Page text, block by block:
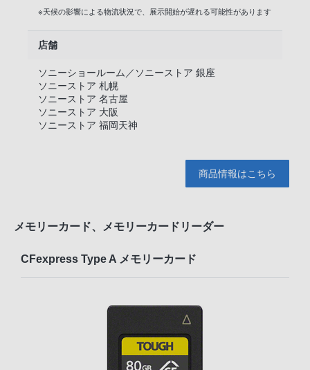
※天候の影響による物流状況で、展示開始が遅れる可能性があります
店舗
ソニーショールーム／ソニーストア 銀座
ソニーストア 札幌
ソニーストア 名古屋
ソニーストア 大阪
ソニーストア 福岡天神
商品情報はこちら
メモリーカード、メモリーカードリーダー
CFexpress Type A メモリーカード